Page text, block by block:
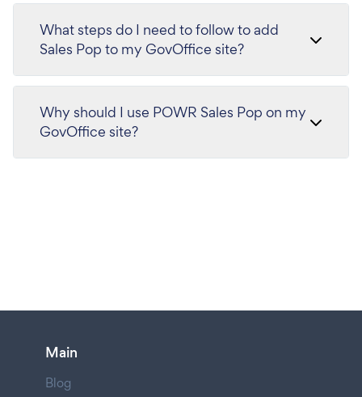
What steps do I need to follow to add
Sales Pop to my GovOffice site?
Why should I use POWR Sales Pop on my
GovOffice site?
Main
Blog